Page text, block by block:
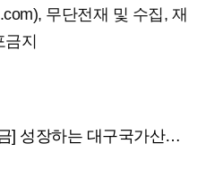
무단전재 및 수집, 재
금지
산단, 주거지 부족과 인프라 구축이 관건